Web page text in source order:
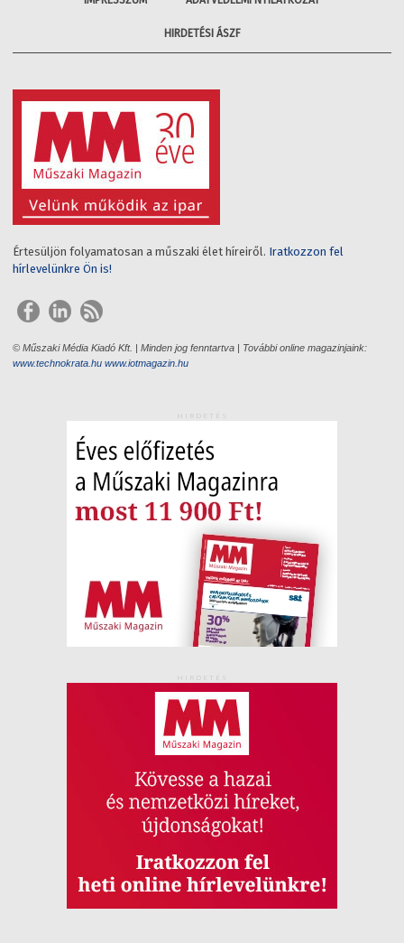
HIRDETÉSI ÁSZF
Értesüljön folyamatosan a műszaki élet híreiről. Iratkozzon fel
hírlevelünkre Ön is!
© Műszaki Média Kiadó Kft. | Minden jog fenntartva | További online magazinjaink:
www.technokrata.hu www.iotmagazin.hu
HIRDETÉS
HIRDETÉS